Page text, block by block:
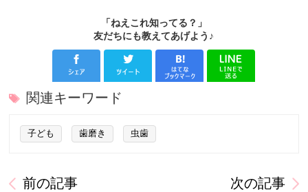
「ねえこれ知ってる？」
友だちにも教えてあげよう♪
関連キーワード
子ども 歯磨き 虫歯
前の記事 次の記事